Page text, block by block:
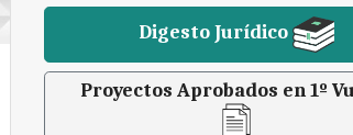
Digesto Jurídico
Proyectos Aprobados en 1º